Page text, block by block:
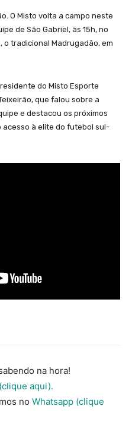
O Misto volta a campo neste
de São Gabriel, às 15h, no
o tradicional Madrugadão, em
do Misto Esporte
que falou sobre a
e destacou os próximos
acesso à elite do futebol sul-
na hora!
aqui).
no Whatsapp (clique